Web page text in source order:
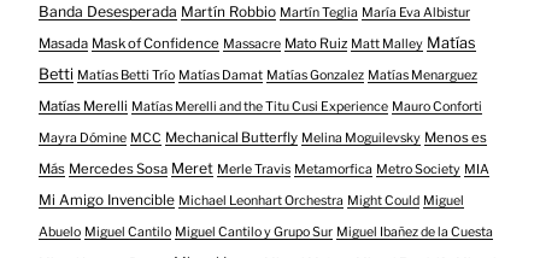
Banda Desesperada Martín Robbio Martín Teglia María Eva Albistur
Masada Mask of Confidence Massacre Mato Ruiz Matt Malley Matías
Betti Matías Betti Trío Matías Damat Matías Gonzalez Matías Menarguez
Matías Merelli Matías Merelli and the Titu Cusi Experience Mauro Conforti
Mayra Dómine MCC Mechanical Butterfly Melina Moguilevsky Menos es
Más Mercedes Sosa Meret Merle Travis Metamorfica Metro Society MIA
Mi Amigo Invencible Michael Leonhart Orchestra Might Could Miguel
Abuelo Miguel Cantilo Miguel Cantilo y Grupo Sur Miguel Ibañez de la Cuesta